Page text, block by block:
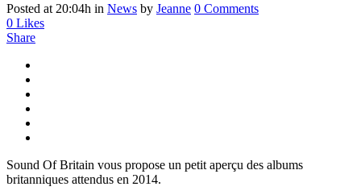
Posted at 20:04h in News by Jeanne 0 Comments
0 Likes
Share
Sound Of Britain vous propose un petit aperçu des albums
britanniques attendus en 2014.